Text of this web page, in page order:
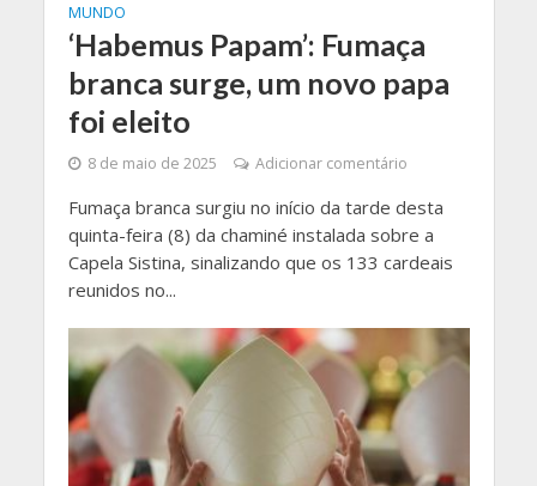
MUNDO
‘Habemus Papam’: Fumaça
branca surge, um novo papa
foi eleito
8 de maio de 2025 Adicionar comentário
Fumaça branca surgiu no início da tarde desta
quinta-feira (8) da chaminé instalada sobre a
Capela Sistina, sinalizando que os 133 cardeais
reunidos no...